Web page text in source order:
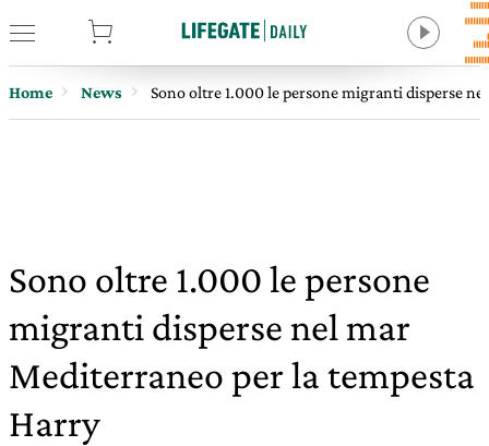
Home News Sono oltre 1.000 le persone migranti disperse
Sono oltre 1.000 le persone
migranti disperse nel mar
Mediterraneo per la tempesta
Harry